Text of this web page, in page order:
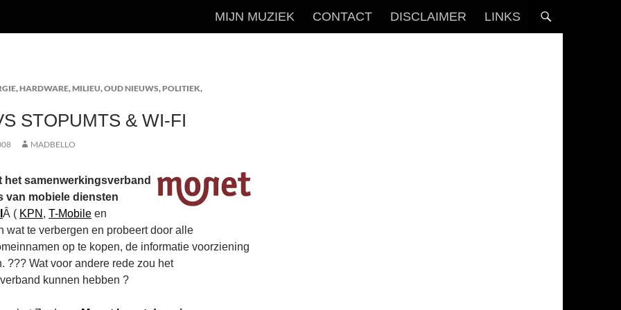
MIJN MUZIEK CONTACT DISCLAIMER LINKS
,HARDWARE,MILIEU,OUD NIEUWS,POLITIEK,
STOPUMTS & WI-FI
MADBELLO
het samenwerkingsverband
van mobiele diensten
Â ( KPN , T-Mobile en
wat te verbergen en probeert door alle
op te kopen, de informatie voorziening
??? Wat voor andere rede zou het
kunnen hebben ?